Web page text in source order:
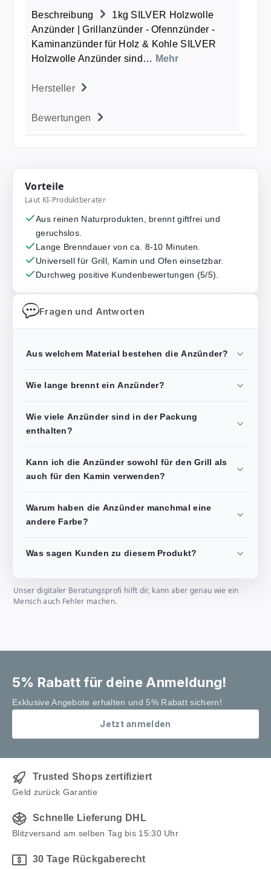
Beschreibung
1kg SILVER Holzwolle
Anzünder | Grillanzünder - Ofennzünder -
Kaminanzünder für Holz & Kohle SILVER
Holzwolle Anzünder sind… Mehr
Hersteller
Bewertungen
Vorteile
Laut KI-Produktberater
Aus reinen Naturprodukten, brennt giftfrei und
geruchslos.
Lange Brenndauer von ca. 8-10 Minuten.
Universell für Grill, Kamin und Ofen einsetzbar.
Durchweg positive Kundenbewertungen (5/5).
Fragen und Antworten
Aus welchem Material bestehen die Anzünder?
Wie lange brennt ein Anzünder?
Wie viele Anzünder sind in der Packung
enthalten?
Kann ich die Anzünder sowohl für den Grill als
auch für den Kamin verwenden?
Warum haben die Anzünder manchmal eine
andere Farbe?
Was sagen Kunden zu diesem Produkt?
Unser digitaler Beratungsprofi hilft dir, kann aber genau wie ein
Mensch auch Fehler machen.
5% Rabatt für deine Anmeldung!
Exklusive Angebote erhalten und 5% Rabatt sichern!
Jetzt anmelden
Trusted Shops zertifiziert
Geld zurück Garantie
Schnelle Lieferung DHL
Blitzversand am selben Tag bis 15:30 Uhr
30 Tage Rückgaberecht